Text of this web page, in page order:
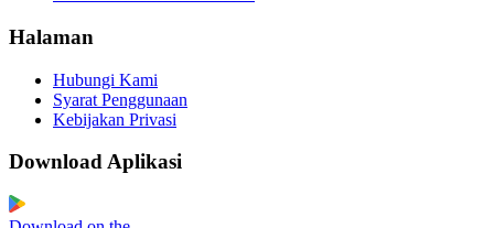
Halaman
Hubungi Kami
Syarat Penggunaan
Kebijakan Privasi
Download Aplikasi